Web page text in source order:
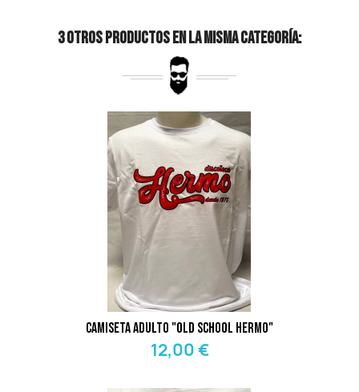
3 Otros Productos En La Misma Categoría:
Camiseta Adulto "Old School Hermo"
12,00 €